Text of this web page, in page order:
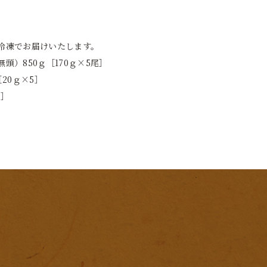
でお届けいたします。
頭）850ｇ［170ｇ×5尾］
ｇ×5］